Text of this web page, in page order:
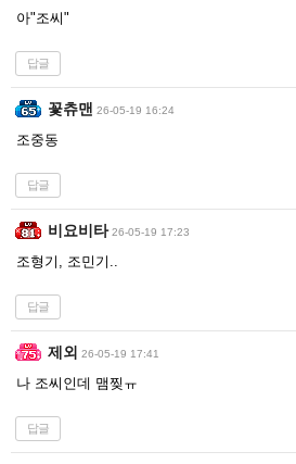
아"조씨"
답글
꽃츄맨 26-05-19 16:24
조중동
답글
비요비타 26-05-19 17:23
조형기, 조민기..
답글
제외 26-05-19 17:41
나 조씨인데 맴찢ㅠ
답글